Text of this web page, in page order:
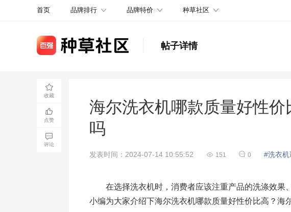
首页 品牌排行 品牌特价 种草社区
帖子详情
收藏
点赞
评论
海尔洗衣机哪款质量好性
吗
发表时间：2024-07-14 10:55:52 151 0 #洗衣
在选择洗衣机时，消费者应该注重产品的洗涤效果
小编为大家介绍下海尔洗衣机哪款质量好性价比高？海